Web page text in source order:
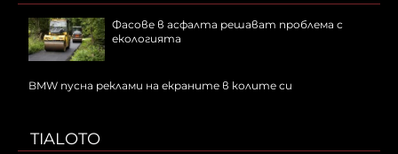
Фасове в асфалта решават проблема с
екологията
BMW пусна реклами на екраните в колите си
TIALOTO